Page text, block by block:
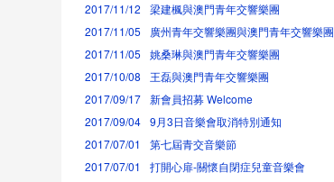
2017/11/12
梁建楓與澳門青年交響樂團
2017/11/05
廣州青年交響樂團與澳門青年交響樂團
2017/11/05
姚桑琳與澳門青年交響樂團
2017/10/08
王磊與澳門青年交響樂團
2017/09/17 新會員招募 Welcome
2017/09/04 9月3日音樂會取消特別通知
2017/07/01
第七屆青交音樂節
2017/07/01
打開心扉-關懷自閉症兒童音樂會